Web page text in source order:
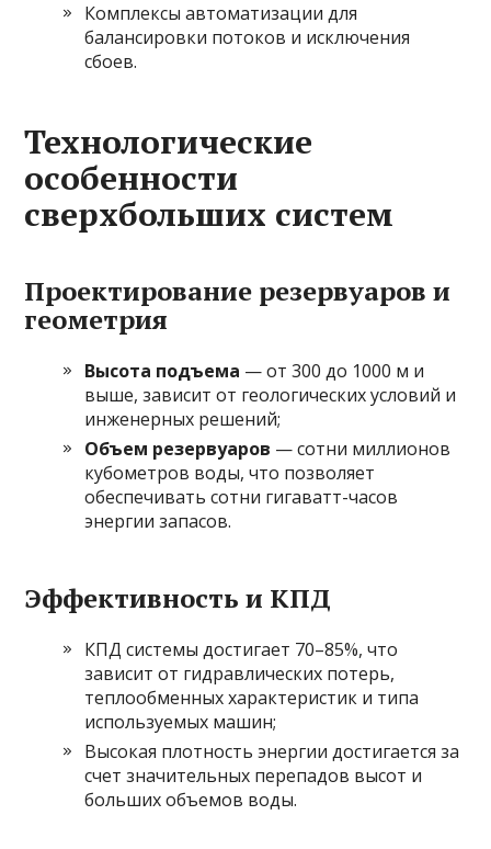
Комплексы автоматизации для
балансировки потоков и исключения
сбоев.
Технологические
особенности
сверхбольших систем
Проектирование резервуаров и
геометрия
Высота подъема — от 300 до 1000 м и
выше, зависит от геологических условий и
инженерных решений;
Объем резервуаров — сотни миллионов
кубометров воды, что позволяет
обеспечивать сотни гигаватт-часов
энергии запасов.
Эффективность и КПД
КПД системы достигает 70–85%, что
зависит от гидравлических потерь,
теплообменных характеристик и типа
используемых машин;
Высокая плотность энергии достигается за
счет значительных перепадов высот и
больших объемов воды.